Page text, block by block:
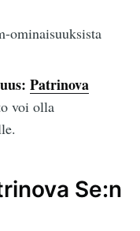
ominaisuuksista
Patrinova
voi olla
Se:n